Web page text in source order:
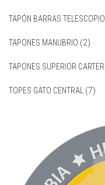
TAPÓN BARRAS TELESCOPIO
TAPONES MANUBRIO (2)
TAPONES SUPERIOR CARTER
TOPES GATO CENTRAL (7)